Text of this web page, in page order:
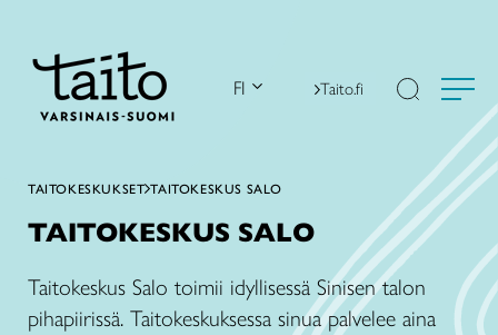
FI Taito.fi
TAITOKESKUKSET TAITOKESKUS SALO
TAITOKESKUS SALO
Taitokeskus Salo toimii idyllisessä Sinisen talon
pihapiirissä. Taitokeskuksessa sinua palvelee aina